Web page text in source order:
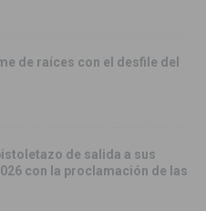
de raíces con el desfile del
de salida a sus
con la proclamación de las